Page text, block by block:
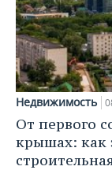
Недвижимость
От первого
крышах: как